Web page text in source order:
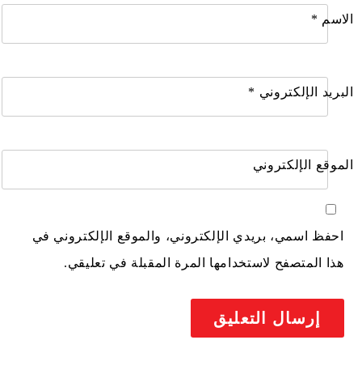
الاسم *
البريد الإلكتروني *
الموقع الإلكتروني
احفظ اسمي، بريدي الإلكتروني، والموقع الإلكتروني في
هذا المتصفح لاستخدامها المرة المقبلة في تعليقي.